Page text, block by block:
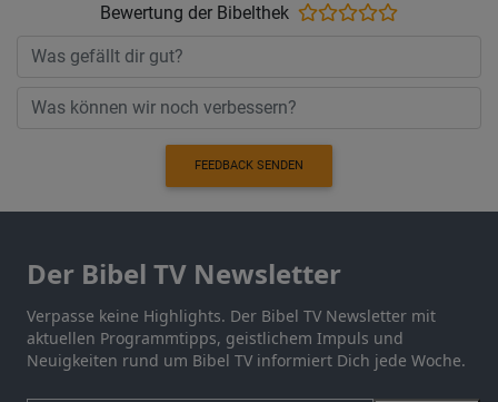
Bewertung der Bibelthek
FEEDBACK SENDEN
Der Bibel TV Newsletter
Verpasse keine Highlights. Der Bibel TV Newsletter mit
aktuellen Programmtipps, geistlichem Impuls und
Neuigkeiten rund um Bibel TV informiert Dich jede Woche.